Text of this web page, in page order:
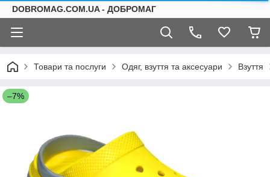
DOBROMAG.COM.UA - ДОБРОМАГ
Товари та послуги Одяг, взуття та аксесуари Взуття
–7%